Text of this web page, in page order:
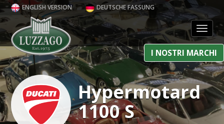
ENGLISH VERSION DEUTSCHE FASSUNG
I NOSTRI MARCHI
Hypermotard
1100 S